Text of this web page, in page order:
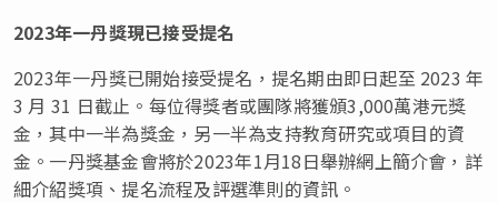
2023年一丹獎現已接受提名
2023年一丹獎已開始接受提名，提名期由即日起至 2023 年
3 月 31 日截止。每位得獎者或團隊將獲頒3,000萬港元獎
金，其中一半為獎金，另一半為支持教育研究或項目的資
金。一丹獎基金會將於2023年1月18日舉辦網上簡介會，詳
細介紹獎項、提名流程及評選準則的資訊。